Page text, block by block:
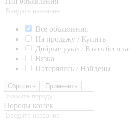
Все объявления
На продажу / Купить
Добрые руки / Взять
Вязка
Потерялись / Найдены
Сбросить Применить
Породы кошек